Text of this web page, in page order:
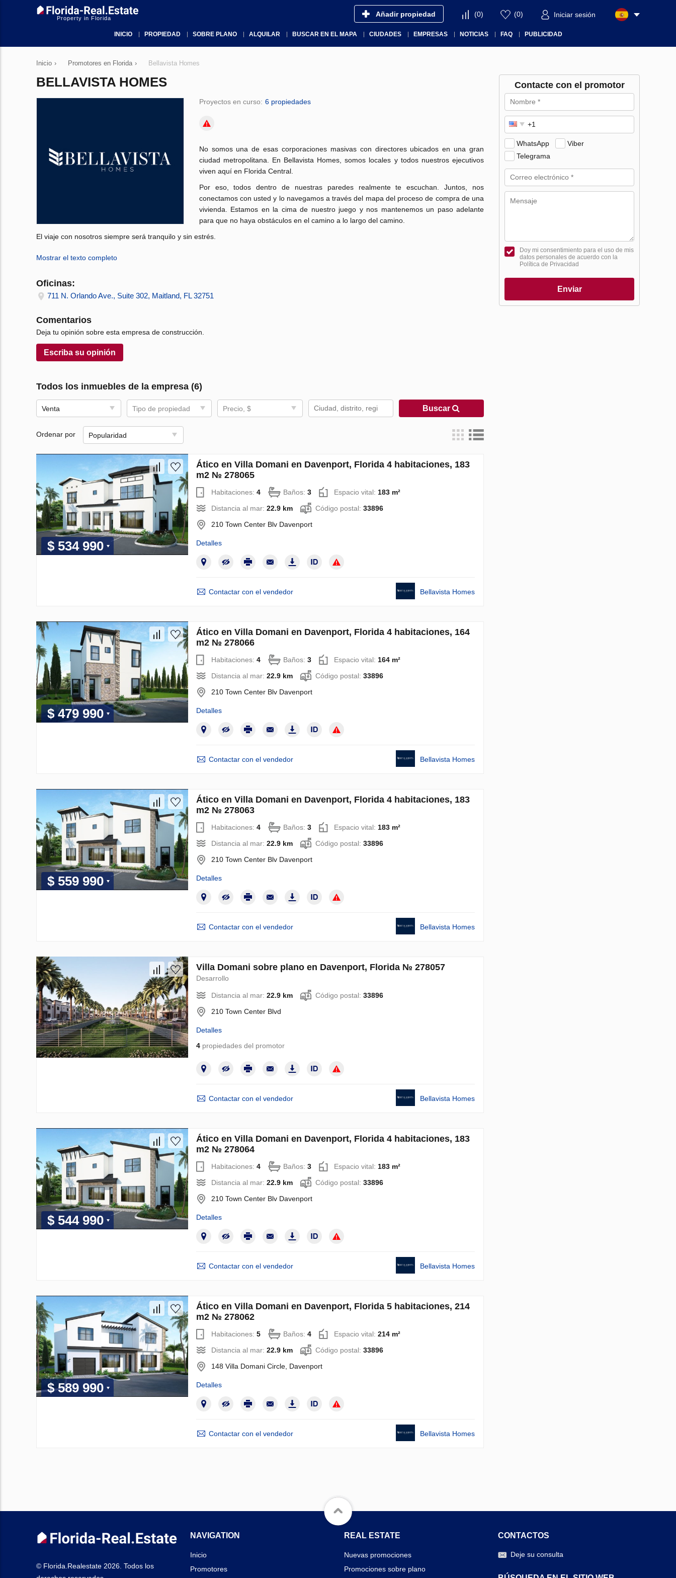
Property in Florida Añadir propiedad (0) (0) Iniciar sesión
INICIO PROPIEDAD SOBRE PLANO ALQUILAR BUSCAR EN EL MAPA CIUDADES EMPRESAS NOTICIAS FAQ PUBLICIDAD
Inicio › Promotores en Florida › Bellavista Homes
BELLAVISTA HOMES
Proyectos en curso: 6 propiedades
No somos una de esas corporaciones masivas con directores ubicados en una gran
ciudad metropolitana.
En Bellavista Homes, somos locales y todos nuestros ejecutivos
viven aquí en Florida Central.
Por eso, todos dentro de nuestras paredes realmente te escuchan.
Juntos, nos
conectamos con usted y lo navegamos a través del mapa del proceso de compra de una
vivienda.
Estamos en la cima de nuestro juego y nos mantenemos un paso adelante
para que no haya obstáculos en el camino a lo largo del camino.
El viaje con nosotros siempre será tranquilo y sin estrés.
Mostrar el texto completo
Oficinas:
711 N. Orlando Ave., Suite 302, Maitland, FL 32751
Comentarios
Deja tu opinión sobre esta empresa de construcción.
Escriba su opinión
Todos los inmuebles de la empresa (6)
Venta Tipo de propiedad Precio, $ Buscar
Ordenar por Popularidad
$ 534 990
Ático en Villa Domani en Davenport, Florida 4 habitaciones, 183
m2 № 278065
Habitaciones: 4 Baños: 3 Espacio vital: 183 m²
Distancia al mar: 22.9 km Código postal: 33896
210 Town Center Blv Davenport
Detalles
Contactar con el vendedor Bellavista Homes
$ 479 990
Ático en Villa Domani en Davenport, Florida 4 habitaciones, 164
m2 № 278066
Habitaciones: 4 Baños: 3 Espacio vital: 164 m²
Distancia al mar: 22.9 km Código postal: 33896
210 Town Center Blv Davenport
Detalles
Contactar con el vendedor Bellavista Homes
$ 559 990
Ático en Villa Domani en Davenport, Florida 4 habitaciones, 183
m2 № 278063
Habitaciones: 4 Baños: 3 Espacio vital: 183 m²
Distancia al mar: 22.9 km Código postal: 33896
210 Town Center Blv Davenport
Detalles
Contactar con el vendedor Bellavista Homes
Villa Domani sobre plano en Davenport, Florida № 278057
Desarrollo
Distancia al mar: 22.9 km Código postal: 33896
210 Town Center Blvd
Detalles
4propiedades del promotor
Contactar con el vendedor Bellavista Homes
$ 544 990
Ático en Villa Domani en Davenport, Florida 4 habitaciones, 183
m2 № 278064
Habitaciones: 4 Baños: 3 Espacio vital: 183 m²
Distancia al mar: 22.9 km Código postal: 33896
210 Town Center Blv Davenport
Detalles
Contactar con el vendedor Bellavista Homes
$ 589 990
Ático en Villa Domani en Davenport, Florida 5 habitaciones, 214
m2 № 278062
Habitaciones: 5 Baños: 4 Espacio vital: 214 m²
Distancia al mar: 22.9 km Código postal: 33896
148 Villa Domani Circle, Davenport
Detalles
Contactar con el vendedor Bellavista Homes
Contacte con el promotor
WhatsApp
Viber
Telegrama
Doy mi consentimiento para el uso de mis
datos personales de acuerdo con la
Política de Privacidad
Enviar
© Florida.Realestate 2026. Todos los
NAVIGATION
Inicio
Promotores
REAL ESTATE
Nuevas promociones
Promociones sobre plano
CONTACTOS
Deje su consulta